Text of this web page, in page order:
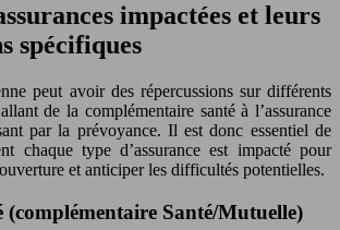
impactées et leurs
spécifiques
peut avoir des répercussions sur différents
de la complémentaire santé à l’assurance
par la prévoyance. Il est donc essentiel de
chaque type d’assurance est impacté pour
et anticiper les difficultés potentielles.
(complémentaire Santé/Mutuelle)